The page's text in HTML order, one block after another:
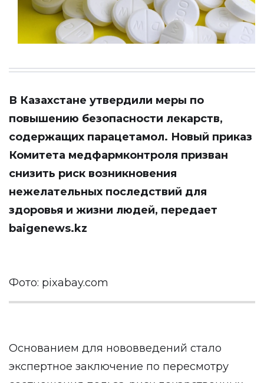
В Казахстане утвердили меры по
повышению безопасности лекарств,
содержащих парацетамол. Новый приказ
Комитета медфармконтроля призван
снизить риск возникновения
нежелательных последствий для
здоровья и жизни людей, передает
baigenews.kz
Фото: pixabay.com
Основанием для нововведений стало
экспертное заключение по пересмотру